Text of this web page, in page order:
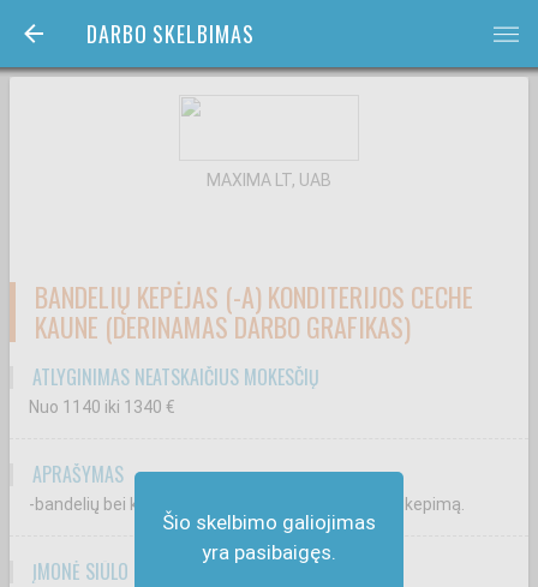
DARBO SKELBIMAS bars
Šio skelbimo galiojimas
yra pasibaigęs.
MAXIMA LT, UAB
BANDELIŲ KEPĖJAS (-A) KONDITERIJOS CECHE
KAUNE (DERINAMAS DARBO GRAFIKAS)
ATLYGINIMAS NEATSKAIČIUS MOKESČIŲ
Nuo 1140 iki 1340 €
APRAŠYMAS
-bandelių bei kitų mielinių gaminių formavimą bei kepimą.
ĮMONĖ SIŪLO